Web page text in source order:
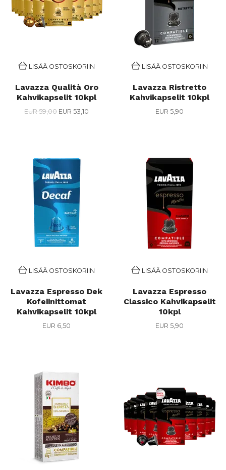
LISÄÄ OSTOSKORIIN
Lavazza Qualità Oro
Kahvikapselit 10kpl
EUR 59,00 EUR 53,10
LISÄÄ OSTOSKORIIN
Lavazza Ristretto
Kahvikapselit 10kpl
EUR 5,90
LISÄÄ OSTOSKORIIN
Lavazza Espresso Dek
Kofeiinittomat
Kahvikapselit 10kpl
EUR 6,50
LISÄÄ OSTOSKORIIN
Lavazza Espresso
Classico Kahvikapselit
10kpl
EUR 5,90